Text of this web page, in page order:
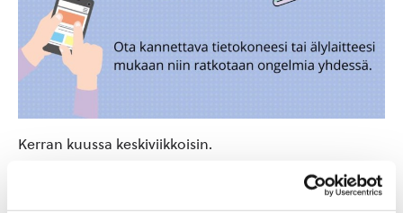
Kerran kuussa keskiviikkoisin.